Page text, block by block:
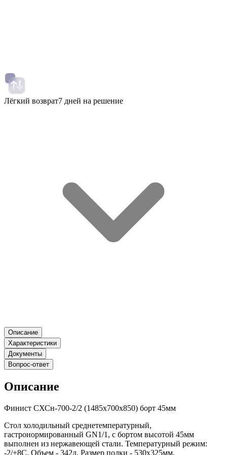
Лёгкий возврат7 дней на решение
Описание
Характеристики
Документы
Вопрос-ответ
Описание
Финист СХСн-700-2/2 (1485х700х850) борт 45мм
Стол холодильный среднетемпературный,
гастронормированный GN1/1, с бортом высотой 45мм
выполнен из нержавеющей стали. Температурный режим:
-2/+8С. Объем - 342л. Размер полки - 530х325мм.